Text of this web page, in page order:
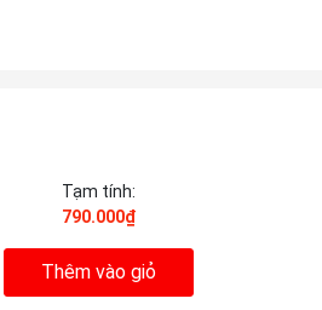
Tạm tính:
790.000₫
Thêm vào giỏ